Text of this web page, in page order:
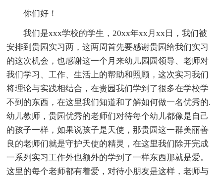
你们好！
我们是xxx学校的学生，20xx年xx月xx日，我们被
安排到贵园实习两，这两周首先要感谢贵园给我们实习
的这次机会，也感谢这一个月来幼儿园园领导、老师对
我们学习、工作、生活上的帮助和照顾，这次实习我们
将理论与实践相结合，在贵园我们学到了很多在学校学
不到的东西，在这里我们知道和了解如何做一名优秀的.
幼儿教师，贵园优秀的老师们对待每个幼儿都像是自己
的孩子一样，如果说孩子是天使，那贵园这一群美丽善
良的老师们就是守护天使的精灵，在这里我们除开完成
一系列实习工作外也额外的学到了一样东西那就是爱。
这里的每个老师都有着爱，对待小朋友是这样，老师与